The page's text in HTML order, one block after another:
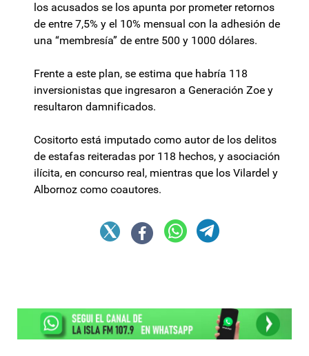
los acusados se los apunta por prometer retornos
de entre 7,5% y el 10% mensual con la adhesión de
una “membresía” de entre 500 y 1000 dólares.
Frente a este plan, se estima que habría 118
inversionistas que ingresaron a Generación Zoe y
resultaron damnificados.
Cositorto está imputado como autor de los delitos
de estafas reiteradas por 118 hechos, y asociación
ilícita, en concurso real, mientras que los Vilardel y
Albornoz como coautores.